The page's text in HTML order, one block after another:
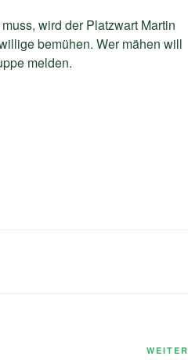
wird der Platzwart Martin
bemühen. Wer mähen will
melden.
WEITER